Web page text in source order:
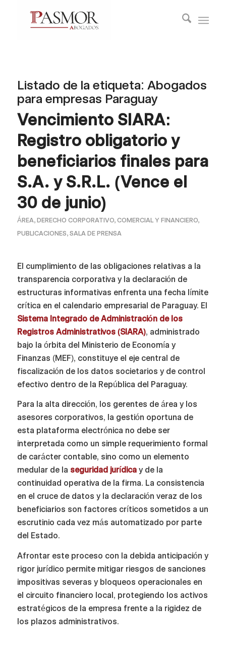
Listado de la etiqueta: Abogados
para empresas Paraguay
Vencimiento SIARA:
Registro obligatorio y
beneficiarios finales para
S.A. y S.R.L. (Vence el
30 de junio)
ÁREA, DERECHO CORPORATIVO, COMERCIAL Y FINANCIERO,
PUBLICACIONES, SALA DE PRENSA
El cumplimiento de las obligaciones relativas a la
transparencia corporativa y la declaración de
estructuras informativas enfrenta una fecha límite
crítica en el calendario empresarial de Paraguay. El
Sistema Integrado de Administración de los
Registros Administrativos (SIARA), administrado
bajo la órbita del Ministerio de Economía y
Finanzas (MEF), constituye el eje central de
fiscalización de los datos societarios y de control
efectivo dentro de la República del Paraguay.
Para la alta dirección, los gerentes de área y los
asesores corporativos, la gestión oportuna de
esta plataforma electrónica no debe ser
interpretada como un simple requerimiento formal
de carácter contable, sino como un elemento
medular de la seguridad jurídicay de la
continuidad operativa de la firma. La consistencia
en el cruce de datos y la declaración veraz de los
beneficiarios son factores críticos sometidos a un
escrutinio cada vez más automatizado por parte
del Estado.
Afrontar este proceso con la debida anticipación y
rigor jurídico permite mitigar riesgos de sanciones
impositivas severas y bloqueos operacionales en
el circuito financiero local, protegiendo los activos
estratégicos de la empresa frente a la rigidez de
los plazos administrativos.